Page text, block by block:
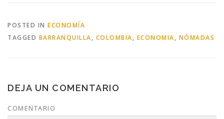
POSTED IN ECONOMÍA
TAGGED BARRANQUILLA, COLOMBIA, ECONOMIA, NÓMADAS
DEJA UN COMENTARIO
COMENTARIO